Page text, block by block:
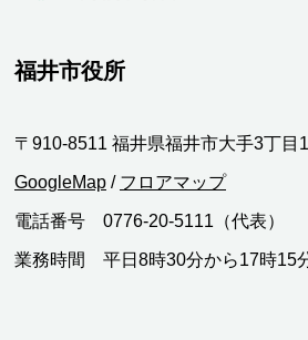
福井市役所
〒910-8511 福井県福井市大手3丁目
GoogleMap / フロアマップ
電話番号 0776-20-5111（代表）
業務時間 平日8時30分から17時15